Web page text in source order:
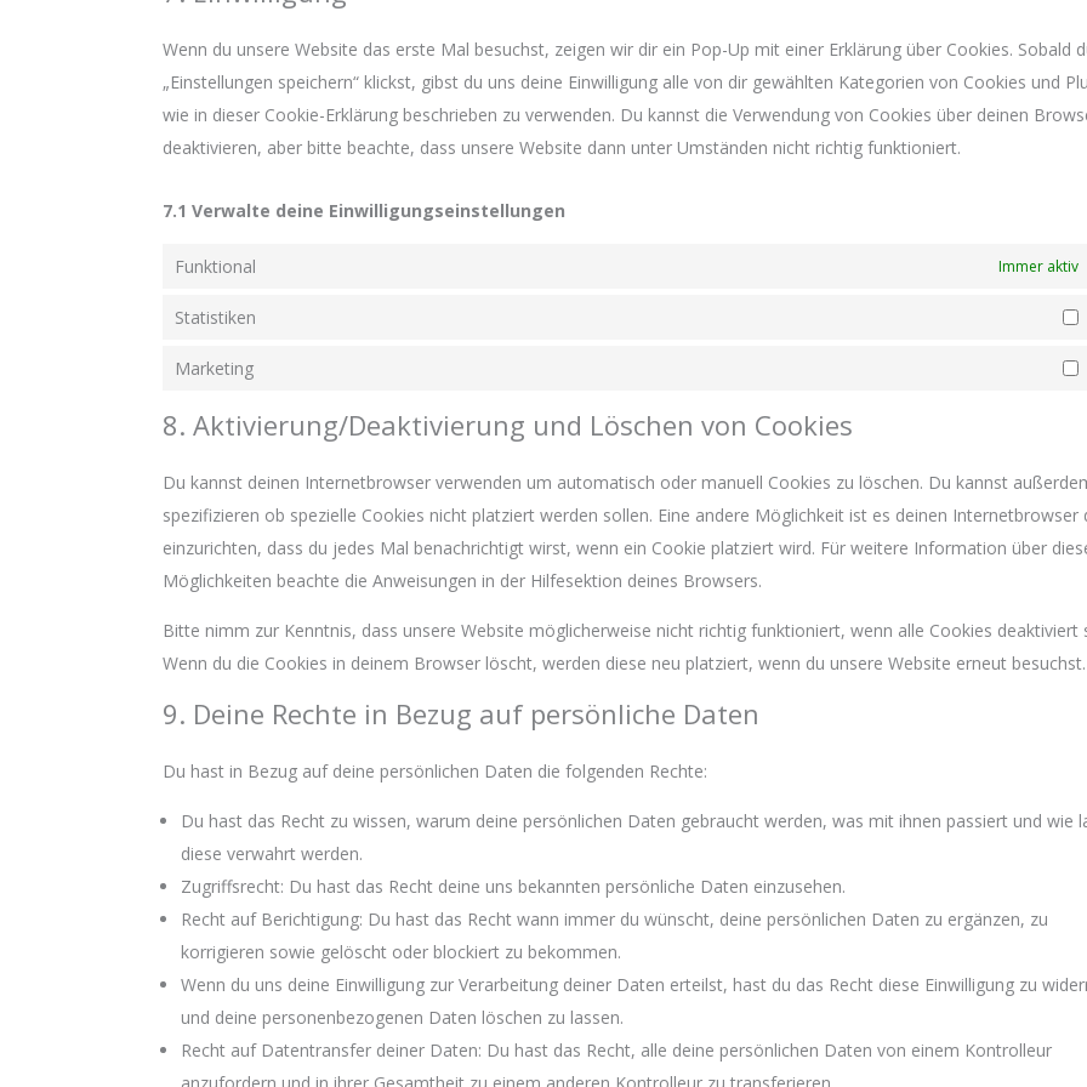
Wenn du unsere Website das erste Mal besuchst, zeigen wir dir ein Pop-Up mit einer Erklärung über Cookies. Sobald
„Einstellungen speichern“ klickst, gibst du uns deine Einwilligung alle von dir gewählten Kategorien von Cookies und
wie in dieser Cookie-Erklärung beschrieben zu verwenden. Du kannst die Verwendung von Cookies über deinen
deaktivieren, aber bitte beachte, dass unsere Website dann unter Umständen nicht richtig funktioniert.
7.1 Verwalte deine Einwilligungseinstellungen
Funktional Immer aktiv
Statistiken
Marketing
8. Aktivierung/Deaktivierung und Löschen von Cookies
Du kannst deinen Internetbrowser verwenden um automatisch oder manuell Cookies zu löschen. Du kannst
spezifizieren ob spezielle Cookies nicht platziert werden sollen. Eine andere Möglichkeit ist es deinen Internetbrowser
einzurichten, dass du jedes Mal benachrichtigt wirst, wenn ein Cookie platziert wird. Für weitere Information über
Möglichkeiten beachte die Anweisungen in der Hilfesektion deines Browsers.
Bitte nimm zur Kenntnis, dass unsere Website möglicherweise nicht richtig funktioniert, wenn alle Cookies deaktiviert
Wenn du die Cookies in deinem Browser löscht, werden diese neu platziert, wenn du unsere Website erneut besuchst.
9. Deine Rechte in Bezug auf persönliche Daten
Du hast in Bezug auf deine persönlichen Daten die folgenden Rechte:
Du hast das Recht zu wissen, warum deine persönlichen Daten gebraucht werden, was mit ihnen passiert und wie
diese verwahrt werden.
Zugriffsrecht: Du hast das Recht deine uns bekannten persönliche Daten einzusehen.
Recht auf Berichtigung: Du hast das Recht wann immer du wünscht, deine persönlichen Daten zu ergänzen, zu
korrigieren sowie gelöscht oder blockiert zu bekommen.
Wenn du uns deine Einwilligung zur Verarbeitung deiner Daten erteilst, hast du das Recht diese Einwilligung zu
und deine personenbezogenen Daten löschen zu lassen.
Recht auf Datentransfer deiner Daten: Du hast das Recht, alle deine persönlichen Daten von einem Kontrolleur